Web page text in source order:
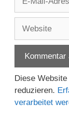
Adresse
Diese
reduzieren.
verarbeitet